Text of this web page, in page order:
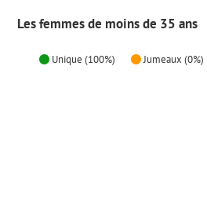
Les femmes de moins de 35 ans
Unique (100%) Jumeaux (0%)